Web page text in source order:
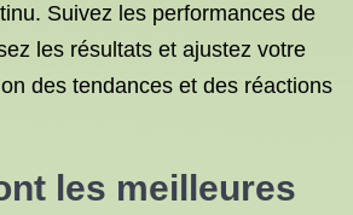
Suivez les performances de
les résultats et ajustez votre
des tendances et des réactions
les meilleures